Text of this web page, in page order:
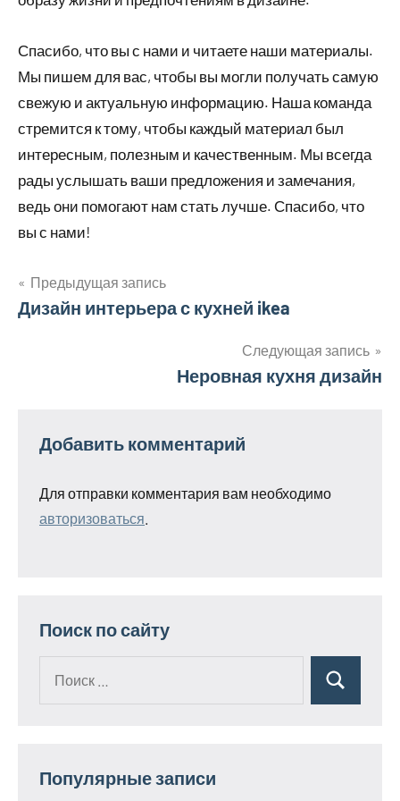
Спасибо, что вы с нами и читаете наши материалы.
Мы пишем для вас, чтобы вы могли получать самую
свежую и актуальную информацию. Наша команда
стремится к тому, чтобы каждый материал был
интересным, полезным и качественным. Мы всегда
рады услышать ваши предложения и замечания,
ведь они помогают нам стать лучше. Спасибо, что
вы с нами!
Навигация
Предыдущая запись
Дизайн интерьера с кухней ikea
Следующая запись
Неровная кухня дизайн
Добавить комментарий
Для отправки комментария вам необходимо
авторизоваться
Поиск по сайту
Поиск
Популярные записи